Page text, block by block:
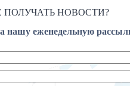
ПОЛУЧАТЬ НОВОСТИ?
нашу еженедельную